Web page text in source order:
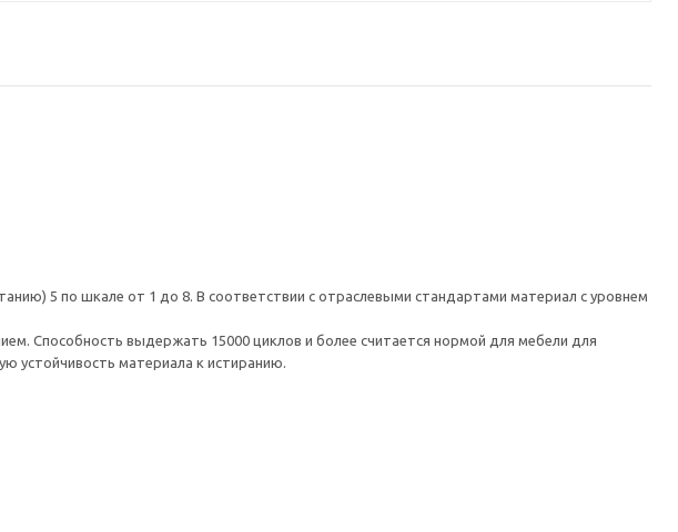
5 по шкале от 1 до 8. В соответствии с отраслевыми стандартами материал с уровнем
Способность выдержать 15000 циклов и более считается нормой для мебели для
устойчивость материала к истиранию.